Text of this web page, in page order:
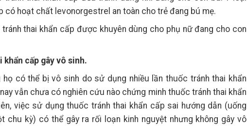
có hoạt chất levonorgestrel an toàn cho trẻ đang bú mẹ.
tránh thai khẩn cấp được khuyên dùng cho phụ nữ đang cho con
cấp gây vô sinh.
có thể bị vô sinh do sử dụng nhiều lần thuốc tránh thai khẩn
vẫn chưa có nghiên cứu nào chứng minh thuốc tránh thai khẩn
việc sử dụng thuốc tránh thai khẩn cấp sai hướng dẫn (uống
chu kỳ) có thể gây ra rối loạn kinh nguyệt nhưng không gây vô